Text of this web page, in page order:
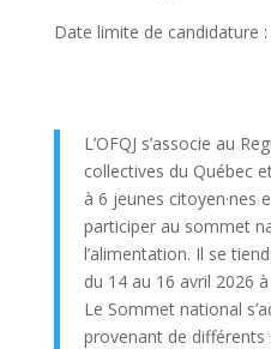
Date limite de candidature
L’OFQJ s’associe au
collectives du Québec
à 6 jeunes citoyen·nes
participer au sommet
l’alimentation. Il se
du 14 au 16 avril 2026
Le Sommet national
provenant de différents